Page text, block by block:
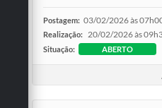
Postagem: 03/02/2026 às
Realização: 20/02/2026 às
Situação: ABERTO